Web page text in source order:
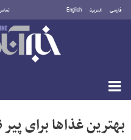
فارسی العربية English
جمعه ۱۶ مرداد ۱۴۰۵
بهترین غذاها برای